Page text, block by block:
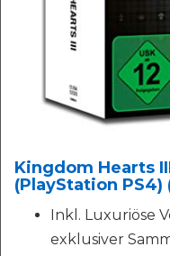
Kingdom Hearts
(PlayStation PS4)
Inkl. Luxuriöse
exklusiver